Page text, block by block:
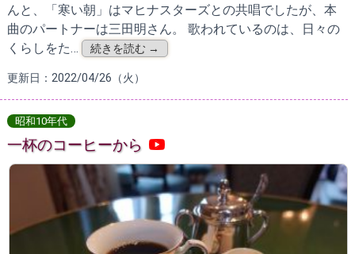
んと、「寒い朝」はマヒナスターズとの共唱でしたが、本
曲のパートナーは三田明さん。 歌われているのは、日々の
くらしをた…
続きを読む →
更新日：2022/04/26（火）
昭和10年代
一杯のコーヒーから